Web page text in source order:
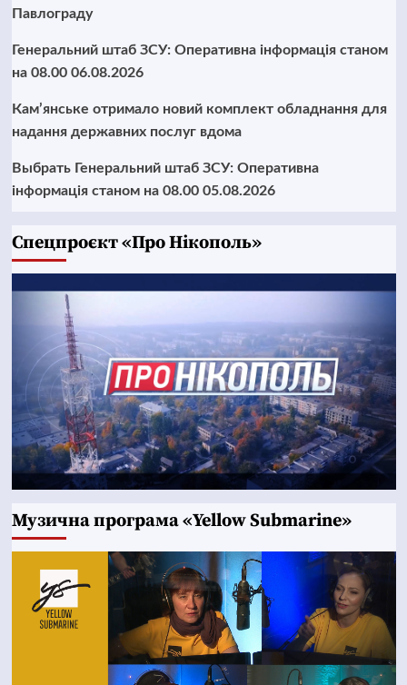
Павлограду
Генеральний штаб ЗСУ: Оперативна інформація станом
на 08.00 06.08.2026
Кам’янське отримало новий комплект обладнання для
надання державних послуг вдома
Выбрать Генеральний штаб ЗСУ: Оперативна
інформація станом на 08.00 05.08.2026
Cпецпроєкт «Про Нікополь»
Музична програма «Yellow Submarine»